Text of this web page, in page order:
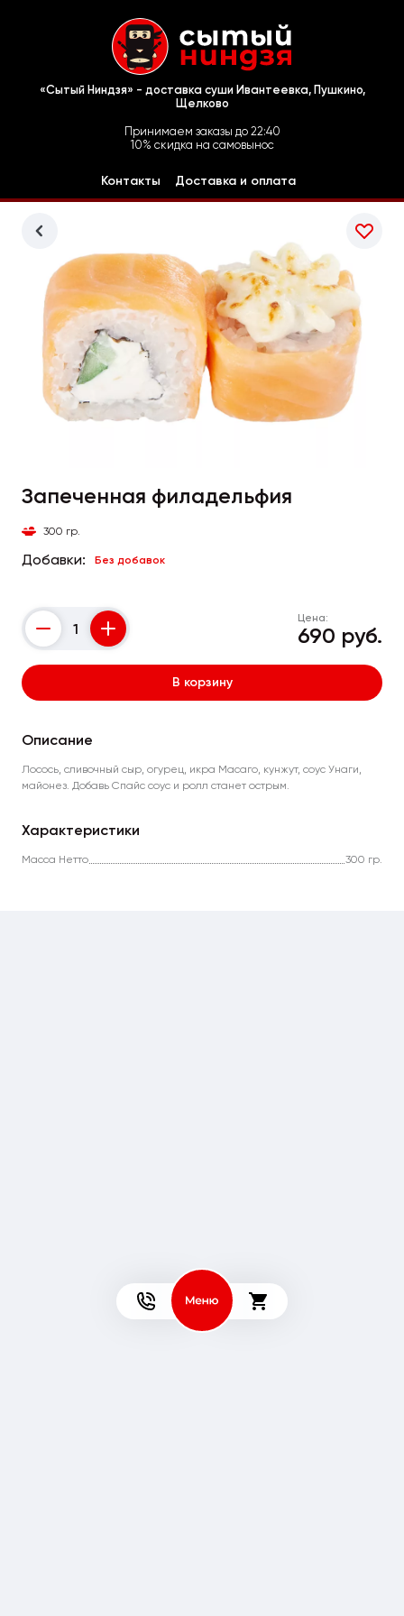
«Сытый Ниндзя» - доставка суши Ивантеевка, Пушкино,
Щелково
Принимаем заказы до 22:40
10% скидка на самовынос
Контакты Доставка и оплата
Запеченная филадельфия
300 гр.
Добавки: Без добавок
Counter
Цена:
690 руб.
В корзину
Описание
Лосось, сливочный сыр, огурец, икра Масаго, кунжут, соус Унаги,
майонез. Добавь Спайс соус и ролл станет острым.
Характеристики
Масса Нетто 300 гр.